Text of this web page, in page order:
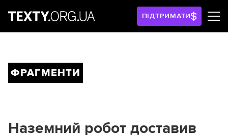
ПІДТРИМАТИ
ФРАГМЕНТИ
Наземний робот доставив